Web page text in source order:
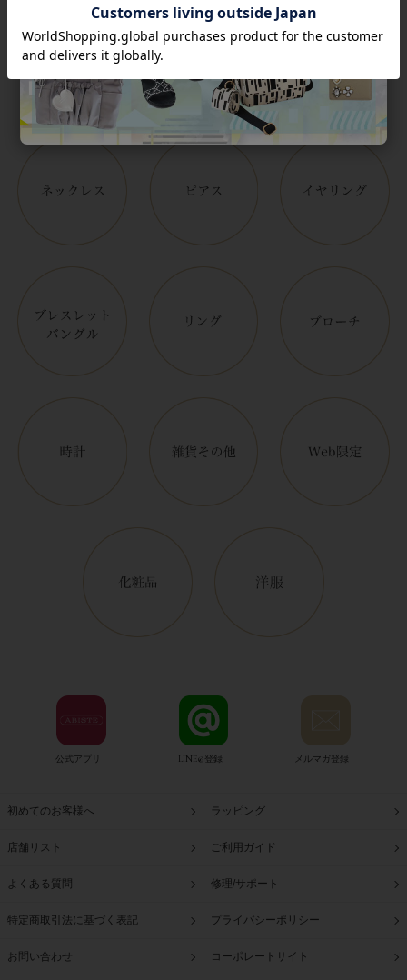
Category
アイテムカテゴリー
公式アプリ LINE@登録 メルマガ登録
初めてのお客様へ ラッピング
店舗リスト ご利用ガイド
よくある質問 修理/サポート
特定商取引法に基づく表記 プライバシーポリシー
お問い合わせ コーポレートサイト